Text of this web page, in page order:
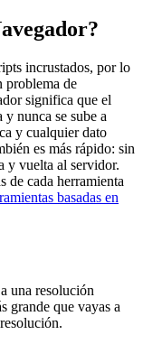
incrustados, por lo
problema de
significa que el
nunca se sube a
y cualquier dato
es más rápido: sin
y vuelta al servidor.
de cada herramienta
basadas en
una resolución
grande que vayas a